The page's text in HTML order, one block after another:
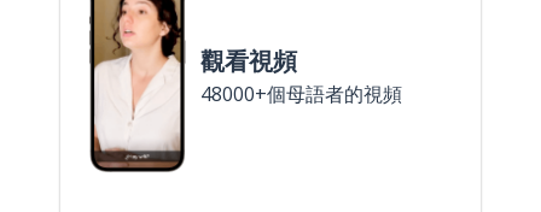
觀看視頻
48000+個母語者的視頻